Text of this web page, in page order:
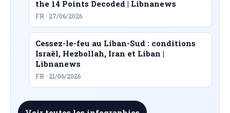
the 14 Points Decoded | Libnanews
FR · 27/06/2026
Cessez-le-feu au Liban-Sud : conditions
Israël, Hezbollah, Iran et Liban |
Libnanews
FR · 21/06/2026